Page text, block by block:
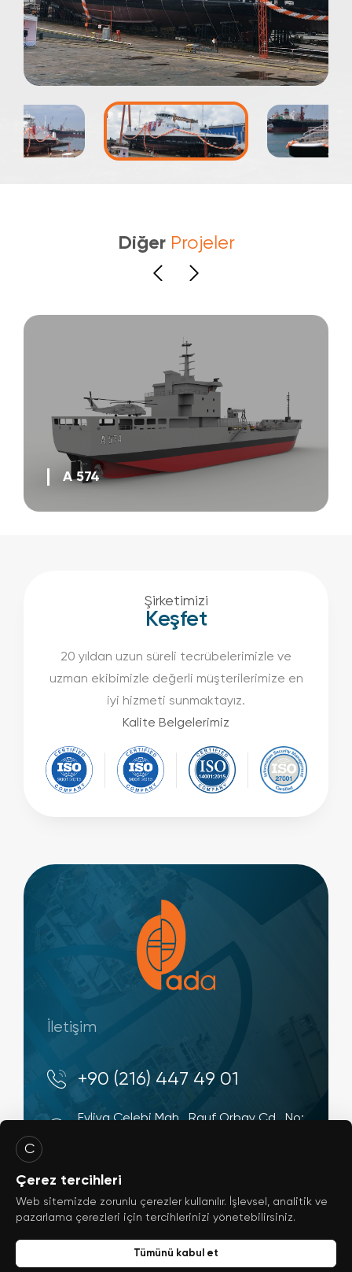
Diğer Projeler
A 574
Şirketimizi
Keşfet
20 yıldan uzun süreli tecrübelerimizle ve
uzman ekibimizle değerli müşterilerimize en
iyi hizmeti sunmaktayız.
Kalite Belgelerimiz
İletişim
+90 (216) 447 49 01
Evliya Çelebi Mah., Rauf Orbay Cd., No:
info@ada-shipyard.com
C
Çerez tercihleri
Web sitemizde zorunlu çerezler kullanılır. İşlevsel, analitik ve
pazarlama çerezleri için tercihlerinizi yönetebilirsiniz.
Tümünü kabul et